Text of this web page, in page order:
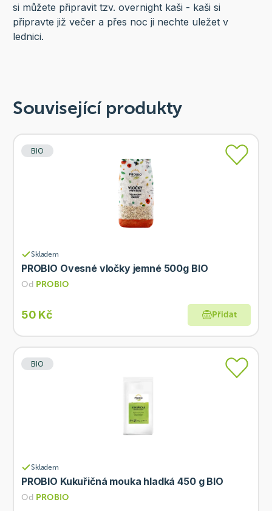
si můžete připravit tzv. overnight kaši - kaši si
připravte již večer a přes noc ji nechte uležet v
lednici.
Související produkty
BIO
Skladem
PROBIO Ovesné vločky jemné 500g BIO
Od PROBIO
50 Kč Přidat
BIO
Skladem
PROBIO Kukuřičná mouka hladká 450 g BIO
Od PROBIO